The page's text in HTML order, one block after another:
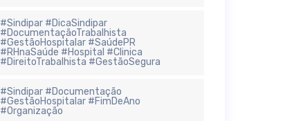
#Sindipar #DicaSindipar
#DocumentaçãoTrabalhista
#GestãoHospitalar #SaúdePR
#RHnaSaúde #Hospital #Clinica
#DireitoTrabalhista #GestãoSegura
#Sindipar #Documentação
#GestãoHospitalar #FimDeAno
#Organização